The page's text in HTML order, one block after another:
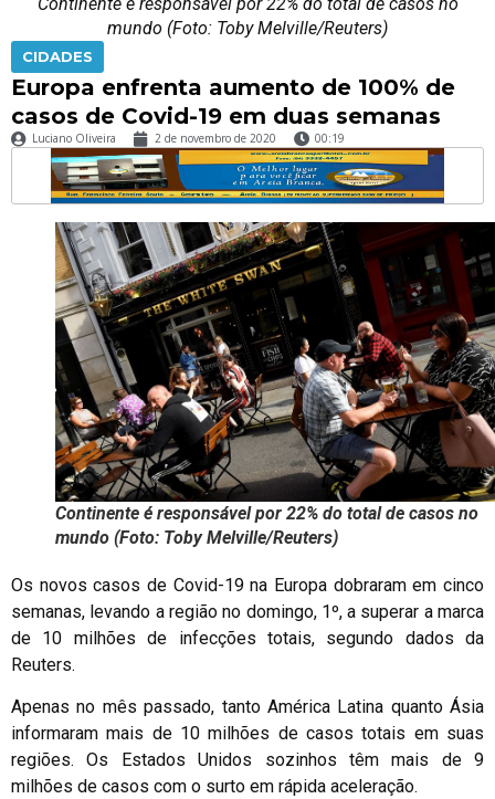
Continente é responsável por 22% do total de casos no
mundo (Foto: Toby Melville/Reuters)
CIDADES
Europa enfrenta aumento de 100% de
casos de Covid-19 em duas semanas
Luciano Oliveira 2 de novembro de 2020 00:19
Continente é responsável por 22% do total de casos no
mundo (Foto: Toby Melville/Reuters)
Os novos casos de Covid-19 na Europa dobraram em cinco
semanas, levando a região no domingo, 1º, a superar a marca
de 10 milhões de infecções totais, segundo dados da
Reuters.
Apenas no mês passado, tanto América Latina quanto Ásia
informaram mais de 10 milhões de casos totais em suas
regiões. Os Estados Unidos sozinhos têm mais de 9
milhões de casos com o surto em rápida aceleração.